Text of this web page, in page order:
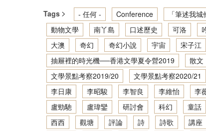
Tags - 任何 - Conference 「筆述我
動物文學
南丫島 口述歷史 可洛
大澳
奇幻 奇幻小說 宇宙 宋子江
抽屜裡的時光機──香港文學夏令營2019
散文
文學景點考察2019/20
文學景點考察2020/21
李日康
李昭駿 李智良 李維怡 李
盧勁馳
盧瑋鑾 研討會 科幻 童話
西西
觀塘 評論 詩 詩歌 講座